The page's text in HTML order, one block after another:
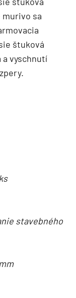
sa
štuková
a vyschnutí
stavebného